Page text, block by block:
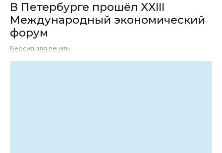
В Петербурге прошёл XXIII
Международный экономический
форум
Версия для печати